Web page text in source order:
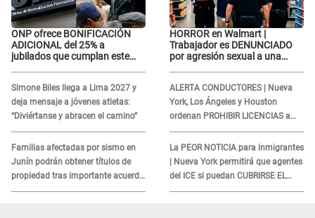
ONP ofrece BONIFICACIÓN
ADICIONAL del 25% a
jubilados que cumplan este
Simone Biles llega a Lima 2027 y
deja mensaje a jóvenes atletas:
“Diviértanse y abracen el camino”
Familias afectadas por sismo en
Junín podrán obtener títulos de
propiedad tras importante acuerdo
de Cofopri
HORROR en Walmart |
Trabajador es DENUNCIADO
por agresión sexual a una
ALERTA CONDUCTORES | Nueva
York, Los Ángeles y Houston
ordenan PROHIBIR LICENCIAS a
quienes no presenten ESTE
DOCUMENTO
La PEOR NOTICIA para inmigrantes
| Nueva York permitirá que agentes
del ICE si puedan CUBRIRSE EL
ROSTRO